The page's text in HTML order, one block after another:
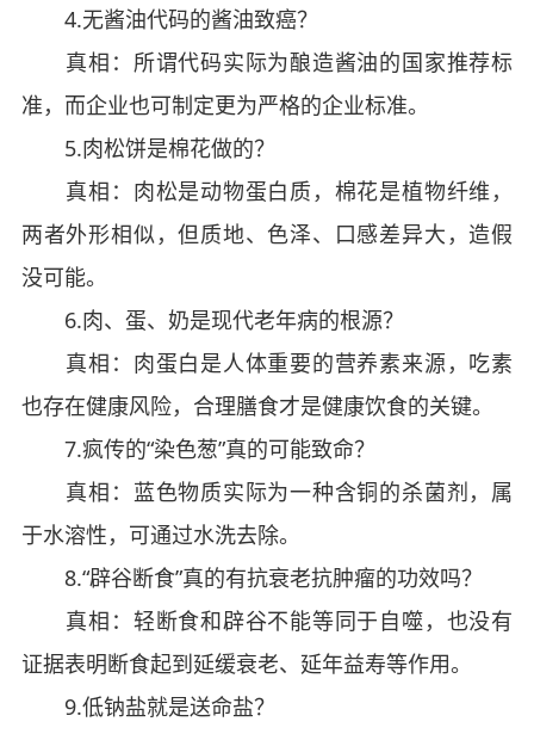
4.无酱油代码的酱油致癌？
真相：所谓代码实际为酿造酱油的国家推荐标
准，而企业也可制定更为严格的企业标准。
5.肉松饼是棉花做的？
真相：肉松是动物蛋白质，棉花是植物纤维，
两者外形相似，但质地、色泽、口感差异大，造假
没可能。
6.肉、蛋、奶是现代老年病的根源？
真相：肉蛋白是人体重要的营养素来源，吃素
也存在健康风险，合理膳食才是健康饮食的关键。
7.疯传的“染色葱”真的可能致命？
真相：蓝色物质实际为一种含铜的杀菌剂，属
于水溶性，可通过水洗去除。
8.“辟谷断食”真的有抗衰老抗肿瘤的功效吗？
真相：轻断食和辟谷不能等同于自噬，也没有
证据表明断食起到延缓衰老、延年益寿等作用。
9.低钠盐就是送命盐？